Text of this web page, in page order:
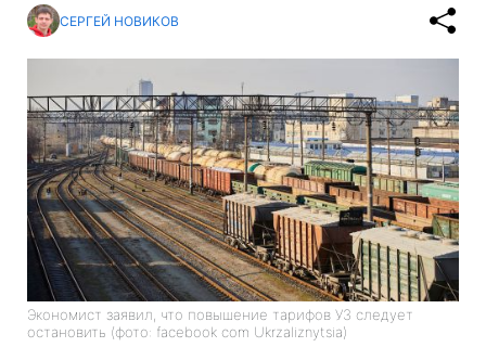
СЕРГЕЙ НОВИКОВ
Экономист заявил, что повышение тарифов УЗ следует
остановить (фото: facebook com Ukrzaliznytsia)